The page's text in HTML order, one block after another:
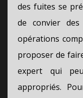
des fuites se
de convier
opérations
proposer de
expert qui
appropriés.